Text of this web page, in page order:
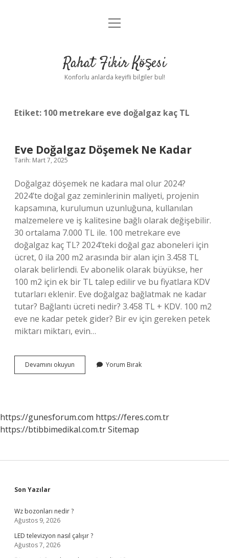
Anasayfa
Yasal Uyarı
menüyü
Rahat Fikir Köşesi
Konforlu anlarda keyifli bilgiler bul!
Etiket: 100 metrekare eve doğalgaz kaç TL
Eve Doğalgaz Döşemek Ne Kadar
Tarih: Mart 7, 2025
Doğalgaz döşemek ne kadara mal olur 2024?
2024’te doğal gaz zeminlerinin maliyeti, projenin
kapsamına, kurulumun uzunluğuna, kullanılan
malzemelere ve iş kalitesine bağlı olarak değişebilir.
30 ortalama 7.000 TL ile. 100 metrekare eve
doğalgaz kaç TL? 2024’teki doğal gaz aboneleri için
ücret, 0 ila 200 m2 arasında bir alan için 3.458 TL
olarak belirlendi. Ev abonelik olarak büyükse, her
100 m2 için ek bir TL talep edilir ve bu fiyatlara KDV
tutarları eklenir. Eve doğalgaz bağlatmak ne kadar
tutar? Bağlantı ücreti nedir? 3.458 TL + KDV. 100 m2
eve ne kadar petek gider? Bir ev için gereken petek
miktarı miktarı, evin…
Devamını okuyun
Doğalgaz
Yorum Bırak
https://gunesforum.com https://feres.com.tr
https://btibbimedikal.com.trSitemap
Sidebar
Son Yazılar
Wz bozonları nedir ?
Ağustos 9, 2026
LED televizyon nasıl çalışır ?
Ağustos 7, 2026